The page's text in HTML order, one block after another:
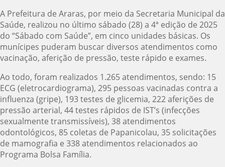
A Prefeitura de Araras, por meio da Secretaria Municipal da
Saúde, realizou no último sábado (28) a 4ª edição de 2025
do “Sábado com Saúde”, em cinco unidades básicas. Os
munícipes puderam buscar diversos atendimentos como
vacinação, aferição de pressão, teste rápido e exames.
Ao todo, foram realizados 1.265 atendimentos, sendo: 15
ECG (eletrocardiograma), 295 pessoas vacinadas contra a
influenza (gripe), 193 testes de glicemia, 222 aferições de
pressão arterial, 44 testes rápidos de IST’s (infecções
sexualmente transmissíveis), 38 atendimentos
odontológicos, 85 coletas de Papanicolau, 35 solicitações
de mamografia e 338 atendimentos relacionados ao
Programa Bolsa Família.